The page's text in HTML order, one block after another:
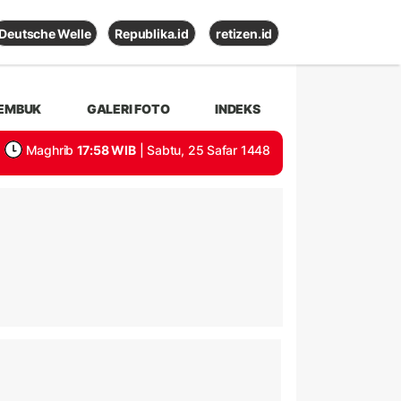
Deutsche Welle Republika.id retizen.id
GALERI FOTO INDEKS
Maghrib 17:58 WIB | Sabtu, 25 Safar 1448